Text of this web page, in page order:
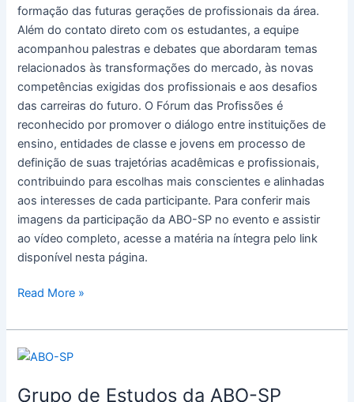
formação das futuras gerações de profissionais da área.
Além do contato direto com os estudantes, a equipe
acompanhou palestras e debates que abordaram temas
relacionados às transformações do mercado, às novas
competências exigidas dos profissionais e aos desafios
das carreiras do futuro. O Fórum das Profissões é
reconhecido por promover o diálogo entre instituições de
ensino, entidades de classe e jovens em processo de
definição de suas trajetórias acadêmicas e profissionais,
contribuindo para escolhas mais conscientes e alinhadas
aos interesses de cada participante. Para conferir mais
imagens da participação da ABO-SP no evento e assistir
ao vídeo completo, acesse a matéria na íntegra pelo link
disponível nesta página.
Read More »
Grupo de Estudos da ABO-SP
Grupo
Estudos